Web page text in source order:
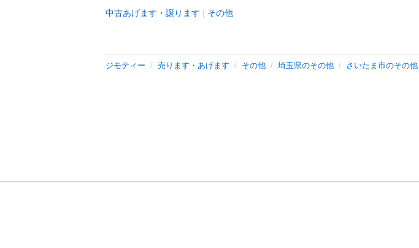
中古あげます・譲ります その他
ジモティー 売ります・あげます その他 埼玉県のその他 さいたま市のその他